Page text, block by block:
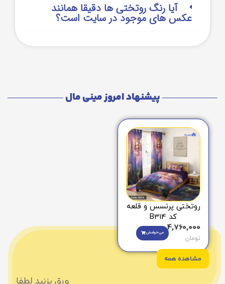
آیا رنگ روتختی ها دقیقا همانند
عکس های موجود در سایت است؟
پیشنهاد امروز مینی مال
روتختی پرنسس و قلعه
کد B314
4,760,000
تومان
می‌خوامش
مشاهده همه